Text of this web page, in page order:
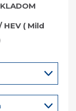
HEV ( Mild